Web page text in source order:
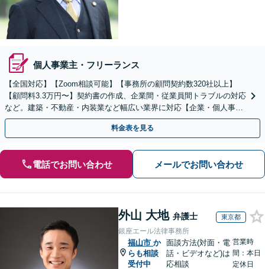
個人事業主・フリーランス
【全国対応】【Zoom相談可能】【事務所の顧問契約数320社以上】
【顧問料3.3万円〜】契約書の作成、企業間・従業員間トラブルの対応
など。建築・不動産・内装業など幅広い業界に対応【企業・個人事業
主の方初回面談無料】
料金表を見る
電話でお問い合わせ メールでお問い合わせ
外山 大地 弁護士 東京都
銀座エール法律事務所
福山市 か
らも相談
受付中
面談方法(対面・電
話・ビデオなど)は
応相談
営業時
間：本日
定休日